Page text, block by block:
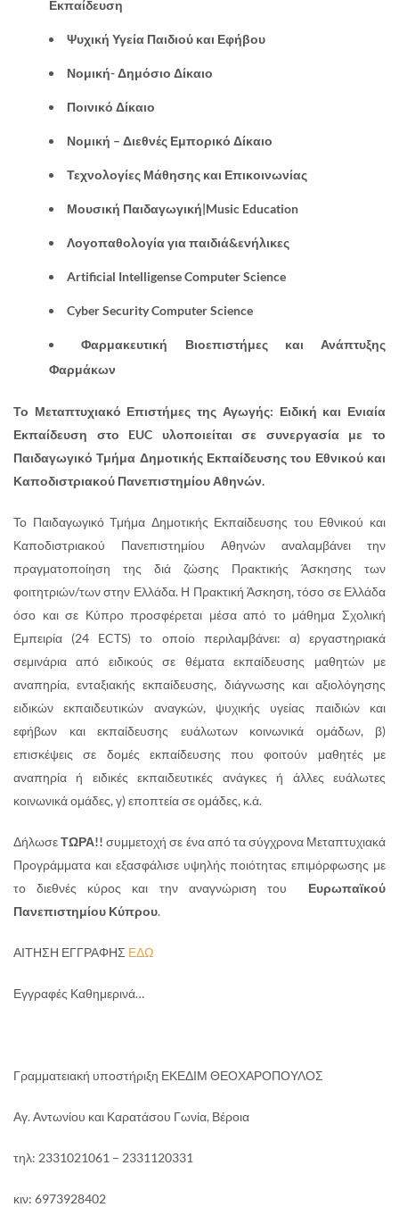
Εκπαίδευση
Ψυχική Υγεία Παιδιού και Εφήβου
Νομική- Δημόσιο Δίκαιο
Ποινικό Δίκαιο
Νομική – Διεθνές Εμπορικό Δίκαιο
Τεχνολογίες Μάθησης και Επικοινωνίας
Μουσική Παιδαγωγική|Music Education
Λογοπαθολογία για παιδιά&ενήλικες
Artificial Intelligense Computer Science
Cyber Security Computer Science
Φαρμακευτική Βιοεπιστήμες και Ανάπτυξης
Φαρμάκων
Το Μεταπτυχιακό Επιστήμες της Αγωγής: Ειδική και Ενιαία
Εκπαίδευση στο EUC
υλοποιείται σε συνεργασία με το
Παιδαγωγικό Τμήμα Δημοτικής Εκπαίδευσης του Εθνικού και
Καποδιστριακού Πανεπιστημίου Αθηνών.
Το Παιδαγωγικό Τμήμα Δημοτικής Εκπαίδευσης του Εθνικού και
Καποδιστριακού Πανεπιστημίου Αθηνών αναλαμβάνει την
πραγματοποίηση της διά ζώσης Πρακτικής Άσκησης των
φοιτητριών/των στην Ελλάδα. Η Πρακτική Άσκηση, τόσο σε Ελλάδα
όσο και σε Κύπρο προσφέρεται μέσα από το μάθημα Σχολική
Εμπειρία (24 ECTS) το οποίο περιλαμβάνει: α) εργαστηριακά
σεμινάρια από ειδικούς σε θέματα εκπαίδευσης μαθητών με
αναπηρία, ενταξιακής εκπαίδευσης, διάγνωσης και αξιολόγησης
ειδικών εκπαιδευτικών αναγκών, ψυχικής υγείας παιδιών και
εφήβων και εκπαίδευσης ευάλωτων κοινωνικά ομάδων, β)
επισκέψεις σε δομές εκπαίδευσης που φοιτούν μαθητές με
αναπηρία ή ειδικές εκπαιδευτικές ανάγκες ή άλλες ευάλωτες
κοινωνικά ομάδες, γ) εποπτεία σε ομάδες, κ.ά.
ΔήλωσεΤΩΡΑ!! συμμετοχή σε ένα από τα σύγχρονα Μεταπτυχιακά
Προγράμματα και εξασφάλισε υψηλής ποιότητας επιμόρφωσης με
το διεθνές κύρος και την αναγνώριση του Ευρωπαϊκού
Πανεπιστημίου Κύπρου.
ΑΙΤΗΣΗ ΕΓΓΡΑΦΗΣ ΕΔΩ
Εγγραφές Καθημερινά…
Γραμματειακή υποστήριξη ΕΚΕΔΙΜ ΘΕΟΧΑΡΟΠΟΥΛΟΣ
Αγ. Αντωνίου και Καρατάσου Γωνία, Βέροια
τηλ: 2331021061 – 2331120331
κιν: 6973928402